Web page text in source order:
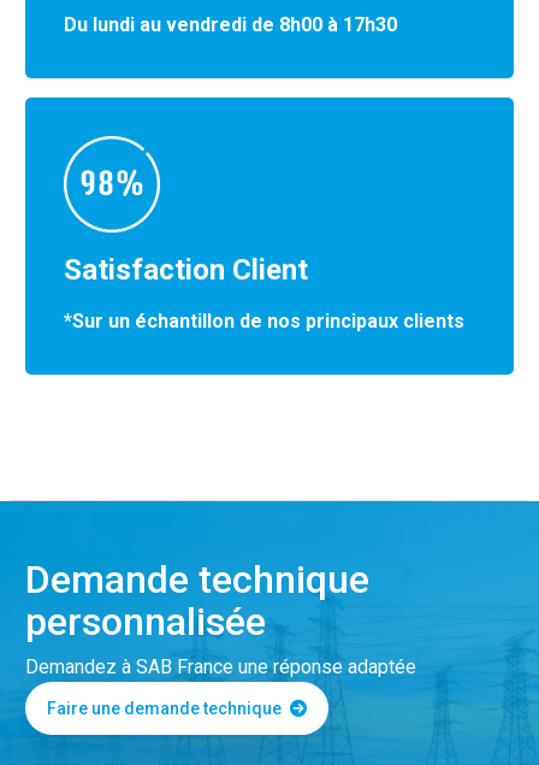
Du lundi au vendredi de 8h00 à 17h30
Satisfaction Client
*Sur un échantillon de nos principaux clients
Demande technique
personnalisée
Demandez à SAB France une réponse adaptée
Faire une demande technique